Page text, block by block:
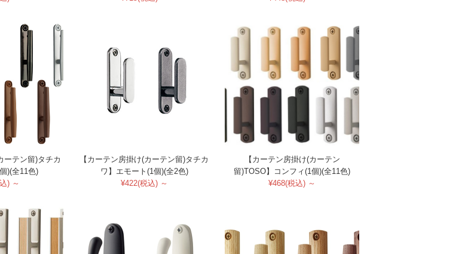
ーテン留)タチカ
)(全11色)
) ～
【カーテン房掛け(カーテン留)タチカ
ワ】エモート(1個)(全2色)
¥422(税込) ～
【カーテン房掛け(カーテン
留)TOSO】コンフィ(1個)(全11色)
¥468(税込) ～